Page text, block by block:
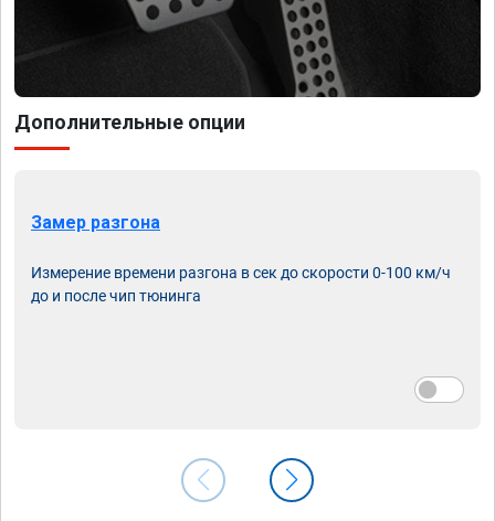
Дополнительные опции
Замер разгона
Измерение времени разгона в сек до скорости 0-100 км/ч
до и после чип тюнинга